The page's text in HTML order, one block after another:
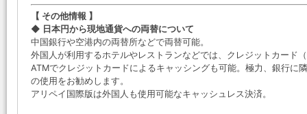
【 その他情報 】
◆ 日本円から現地通貨への両替について
中国銀行や空港内の両替所などで両替可能。
外国人が利用するホテルやレストランなどでは、クレジットカード
ATMでクレジットカードによるキャッシングも可能。極力、銀行に
の使用をお勧めします。
アリペイ国際版は外国人も使用可能なキャッシュレス決済。